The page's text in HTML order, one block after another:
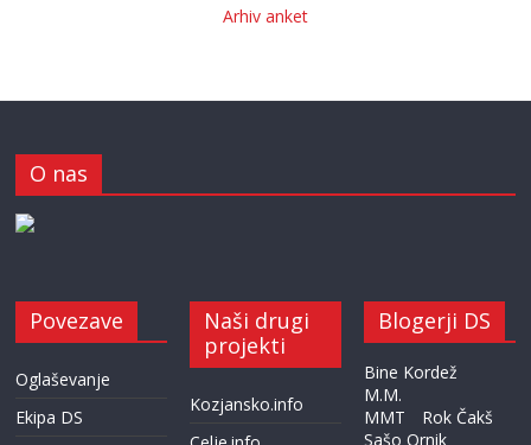
Arhiv anket
O nas
Povezave
Oglaševanje
Ekipa DS
Naši drugi
projekti
Kozjansko.info
Blogerji DS
Bine Kordež
M.M.
MMT
Rok Čakš
Sašo Ornik